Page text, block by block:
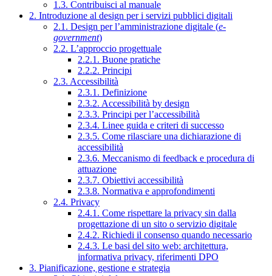
1.3. Contribuisci al manuale
2. Introduzione al design per i servizi pubblici digitali
2.1. Design per l’amministrazione digitale (e-
government)
2.2. L’approccio progettuale
2.2.1. Buone pratiche
2.2.2. Principi
2.3. Accessibilità
2.3.1. Definizione
2.3.2. Accessibilità by design
2.3.3. Principi per l’accessibilità
2.3.4. Linee guida e criteri di successo
2.3.5. Come rilasciare una dichiarazione di
accessibilità
2.3.6. Meccanismo di feedback e procedura di
attuazione
2.3.7. Obiettivi accessibilità
2.3.8. Normativa e approfondimenti
2.4. Privacy
2.4.1. Come rispettare la privacy sin dalla
progettazione di un sito o servizio digitale
2.4.2. Richiedi il consenso quando necessario
2.4.3. Le basi del sito web: architettura,
informativa privacy, riferimenti DPO
3. Pianificazione, gestione e strategia